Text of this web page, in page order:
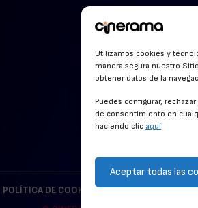
Utilizamos cookies y
manera segura nuestro
obtener datos de la
Puedes configurar,
de consentimiento en
haciendo clic aquí
Aceptar todas las
POLÍTICA DE COOKIES POLÍTICA DE